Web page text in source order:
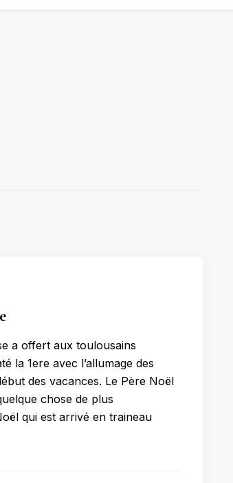
a offert aux toulousains
la 1ere avec l’allumage des
des vacances. Le Père Noël
chose de plus
qui est arrivé en traineau